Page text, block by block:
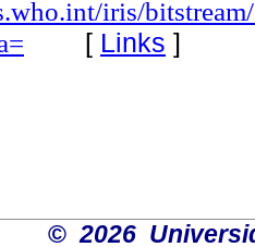
iris/
[ Links ]
© 2026